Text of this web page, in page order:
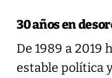
30 años en
De 1989 a 2019
estable política